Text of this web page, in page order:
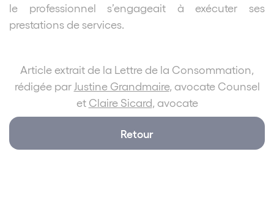
le professionnel s’engageait à exécuter ses
prestations de services.
Article extrait de la Lettre de la Consommation,
rédigée par Justine Grandmaire, avocate Counsel
et Claire Sicard , avocate
Retour